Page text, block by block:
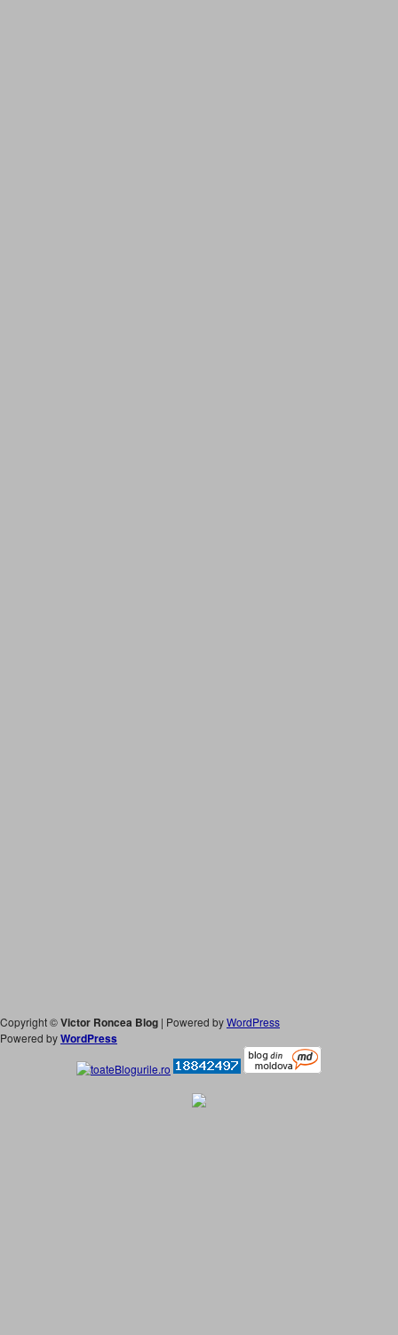
Copyright ©Victor Roncea Blog | Powered byWordPress
Powered byWordPress